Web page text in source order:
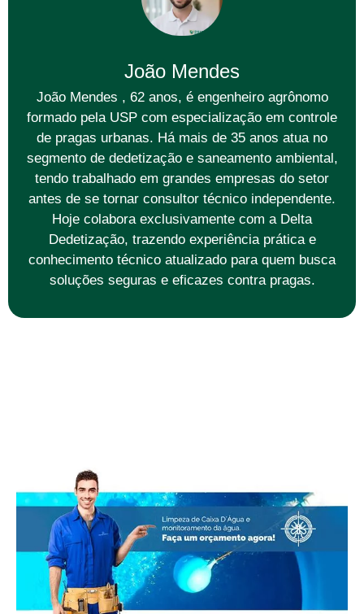
João Mendes
João Mendes , 62 anos, é engenheiro agrônomo
formado pela USP com especialização em controle
de pragas urbanas. Há mais de 35 anos atua no
segmento de dedetização e saneamento ambiental,
tendo trabalhado em grandes empresas do setor
antes de se tornar consultor técnico independente.
Hoje colabora exclusivamente com a Delta
Dedetização, trazendo experiência prática e
conhecimento técnico atualizado para quem busca
soluções seguras e eficazes contra pragas.